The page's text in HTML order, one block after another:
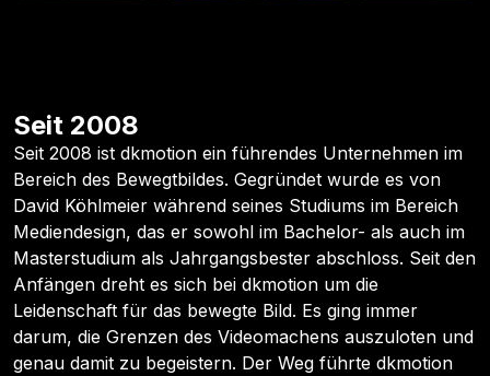
Seit 2008
Seit 2008 ist dkmotion ein führendes Unternehmen im
Bereich des Bewegtbildes. Gegründet wurde es von
David Köhlmeier während seines Studiums im Bereich
Mediendesign, das er sowohl im Bachelor- als auch im
Masterstudium als Jahrgangsbester abschloss. Seit den
Anfängen dreht es sich bei dkmotion um die
Leidenschaft für das bewegte Bild. Es ging immer
darum, die Grenzen des Videomachens auszuloten und
genau damit zu begeistern. Der Weg führte dkmotion